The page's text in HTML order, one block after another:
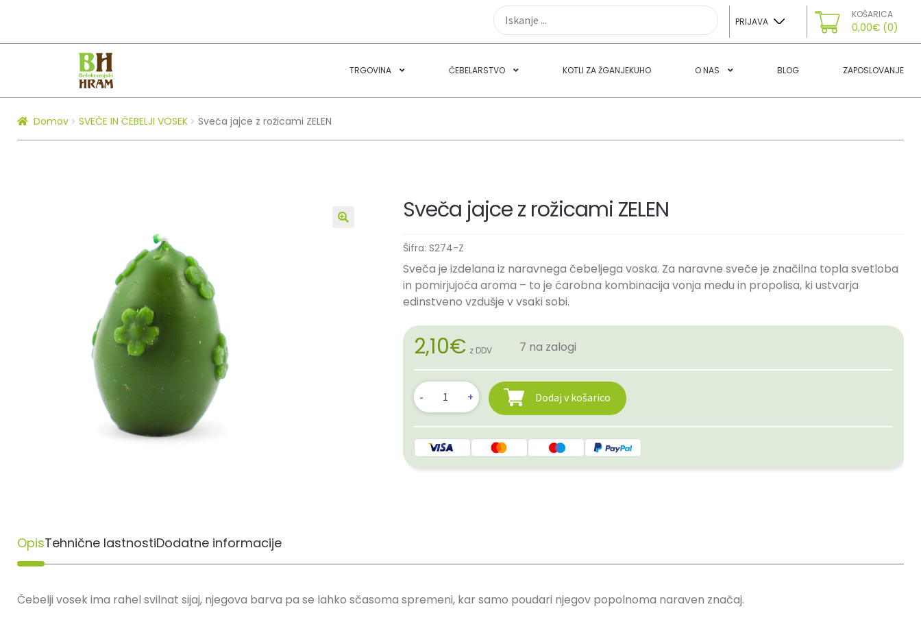
navigation
content
PRIJAVA
KOŠARICA
0,00€ (0)
TRGOVINA ČEBELARSTVO KOTLI ZA ŽGANJEKUHO O NAS BLOG ZAPOSLOVANJE
Domov SVEČE IN ČEBELJI VOSEK Sveča jajce z rožicami ZELEN
Sveča jajce z rožicami ZELEN
Šifra: S274-Z
Sveča je izdelana iz naravnega čebeljega voska. Za naravne sveče je značilna topla svetloba
in pomirjujoča aroma – to je čarobna kombinacija vonja medu in propolisa, ki ustvarja
edinstveno vzdušje v vsaki sobi.
2,10€ z DDV 7 na zalogi
Dodaj v košarico
OpisTehnične lastnostiDodatne informacije
Čebelji vosek ima rahel svilnat sijaj, njegova barva pa se lahko sčasoma spremeni, kar samo poudari njegov popolnoma naraven značaj.